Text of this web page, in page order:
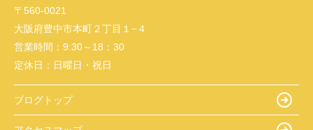
〒560-0021
大阪府豊中市本町２丁目１−４
営業時間： 9:30～18：30
定休日： 日曜日・祝日
ブログトップ